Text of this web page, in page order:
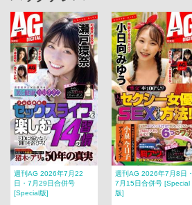
週刊AG 2026年7月22
日・7月29日合併号
[Special版]
週刊AG 2026年7月8日・
7月15日合併号 [Special
版]